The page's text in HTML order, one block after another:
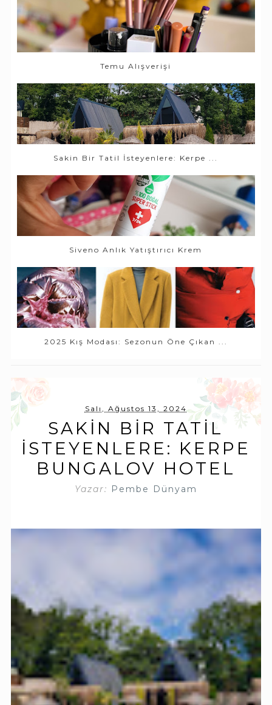
Temu Alışverişi
Sakin Bir Tatil İsteyenlere: Kerpe ...
Siveno Anlık Yatıştırıcı Krem
2025 Kış Modası: Sezonun Öne Çıkan ...
Salı, Ağustos 13, 2024
SAKIN BIR TATIL
İSTEYENLERE: KERPE
BUNGALOV HOTEL
Yazar: Pembe Dünyam